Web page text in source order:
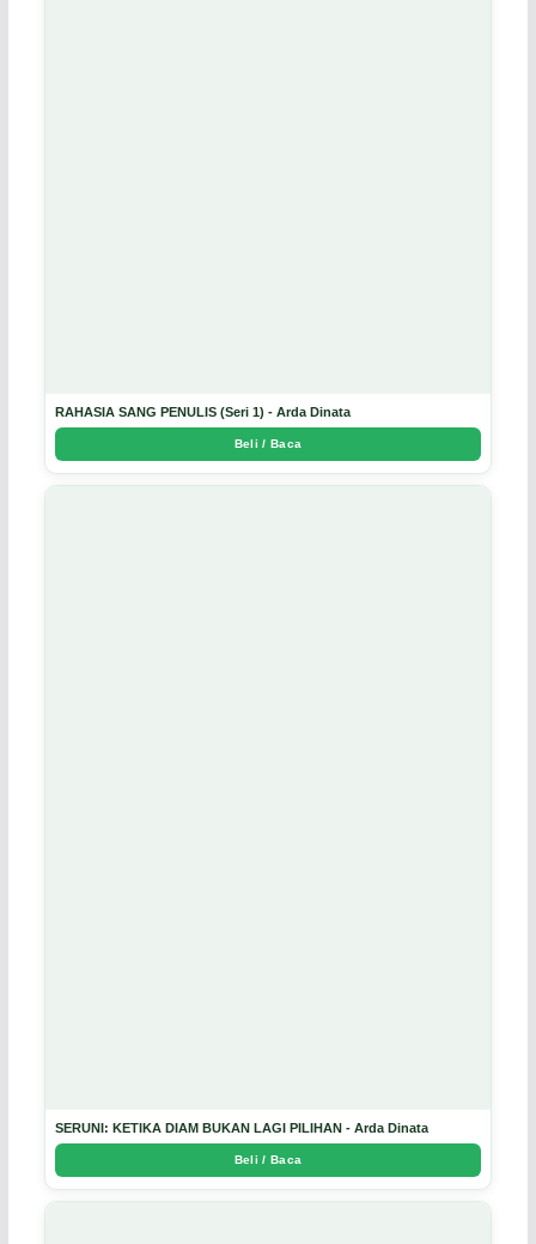
RAHASIA SANG PENULIS (Seri 1) - Arda Dinata
Beli / Baca
SERUNI: KETIKA DIAM BUKAN LAGI PILIHAN - Arda Dinata
Beli / Baca